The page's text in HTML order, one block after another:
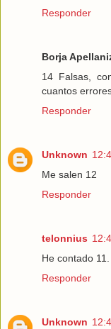
Responder
Borja
14 Falsas,
cuantos
Responder
Unknown
Me salen 12
Responder
telonnius
He contado 11.
Responder
Unknown